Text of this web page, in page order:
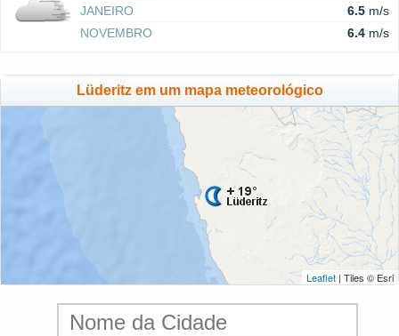
JANEIRO
6.5 m/s
NOVEMBRO
6.4 m/s
Lüderitz em um mapa meteorológico
Leaflet | Tiles © Esri